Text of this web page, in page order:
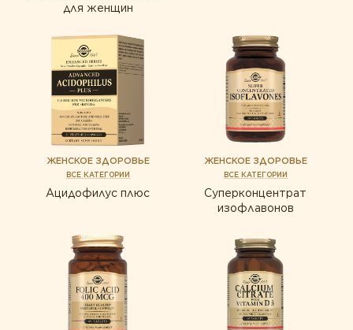
для женщин
ЖЕНСКОЕ ЗДОРОВЬЕ
ВСЕ КАТЕГОРИИ
Ацидофилус плюс
ЖЕНСКОЕ ЗДОРОВЬЕ
ВСЕ КАТЕГОРИИ
Суперконцентрат
изофлавонов